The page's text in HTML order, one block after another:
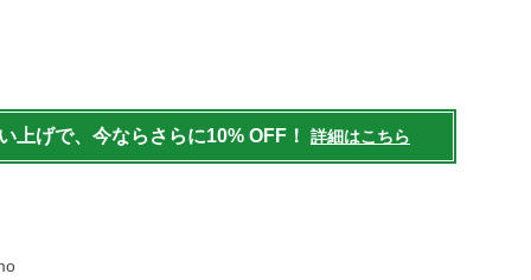
上げで、今ならさらに10% OFF！ 詳細はこちら